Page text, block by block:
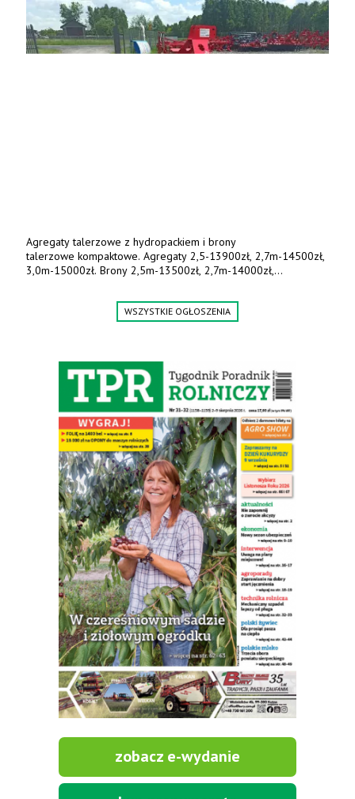
Agregaty ścierniskowe, raty 0%. 1,8m-7000zł, 2,2m-9000zł,
2,6m-9800zł, 3,0m-10200zł.
Nowa dmuchawa do zboża wydajność 30 i 60 t/h. Załadunek
silosów i magazynów płaskich.
Walce fi 400. ZGNIATACZE DO KUKURYDZY
Tel: 609 072 595, www.masz-rol.pl